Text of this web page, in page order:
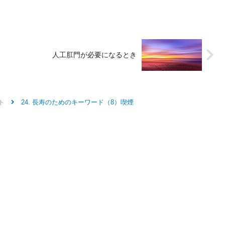
人工肛門が必要になるとき
24. 長寿のためのキーワード（8）喫煙